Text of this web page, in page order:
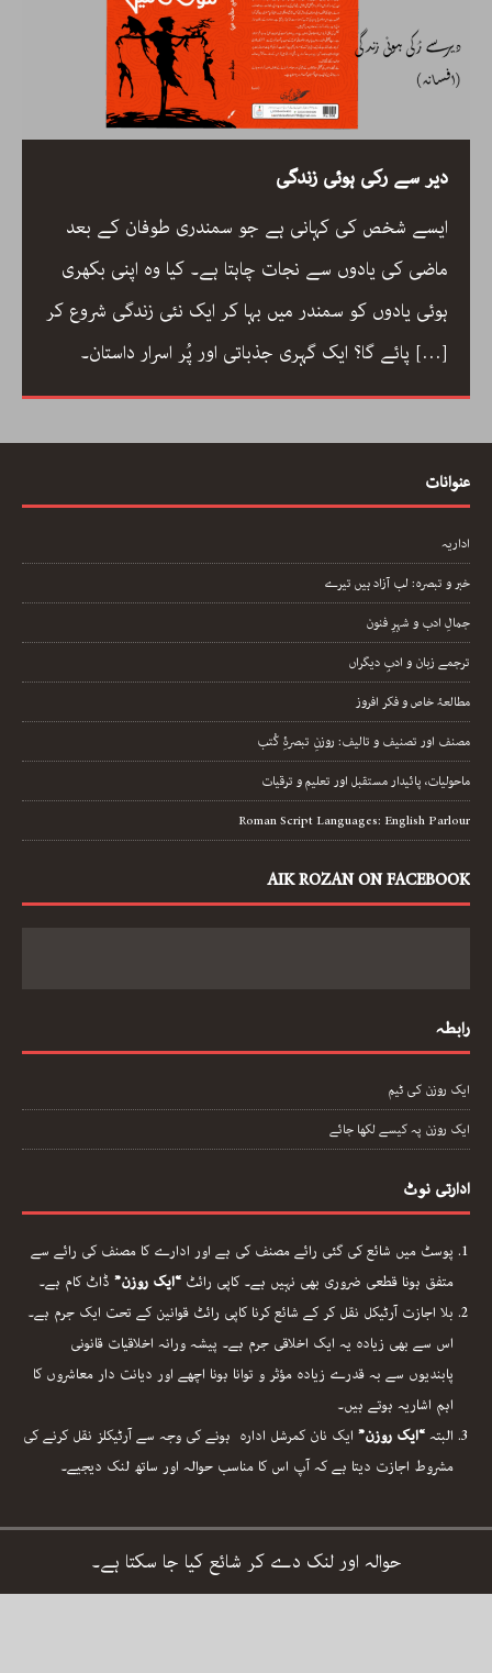
دیر سے رکی ہوئی زندگی
ایسے شخص کی کہانی ہے جو سمندری طوفان کے بعد
ماضی کی یادوں سے نجات چاہتا ہے۔ کیا وہ اپنی بکھری
ہوئی یادوں کو سمندر میں بہا کر ایک نئی زندگی شروع کر
[…]
عنوانات
اداریہ
خبر و تبصرہ: لب آزاد ہیں تیرے
جمالِ ادب و شہرِ فنون
ترجمے زبان و ادبِ دیگراں
مطالعۂ خاص و فکر افروز
مصنف اور تصنیف و تالیف: روزنِ تبصرۂِ کُتب
ماحولیات، پائیدار مستقبل اور تعلیم و ترقیات
Roman Script Languages: English Parlour
AIK ROZAN ON FACEBOOK
رابطہ
ایک روزن کی ٹیم
ایک روزن پہ کیسے لکھا جائے
ادارتی نوٹ
پوسٹ میں شائع کی گئی رائے مصنف کی ہے اور ادارے کا مصنف کی رائے سے
متفق ہونا قطعی ضروری بھی نہیں ہے۔ کاپی رائٹ “ایک روزن” ڈاٹ کام ہے۔
بلا اجازت آرٹیکل نقل کر کے شائع کرنا کاپی رائٹ قوانین کے تحت ایک جرم ہے۔
اس سے بھی زیادہ یہ ایک اخلاقی جرم ہے۔ پیشہ ورانہ اخلاقیات قانونی
پابندیوں سے بہ قدرے زیادہ مؤثر و توانا ہونا اچھے اور دیانت دار معاشروں کا
اہم اشاریہ ہوتے ہیں۔
البتہ “ایک روزن” ایک نان کمرشل ادارہ ہونے کی وجہ سے آرٹیکلز نقل کرنے کی
مشروط اجازت دیتا ہے کہ آپ اس کا مناسب حوالہ اور ساتھ لنک دیجیے۔
حوالہ اور لنک دے کر شائع کیا جا سکتا ہے۔